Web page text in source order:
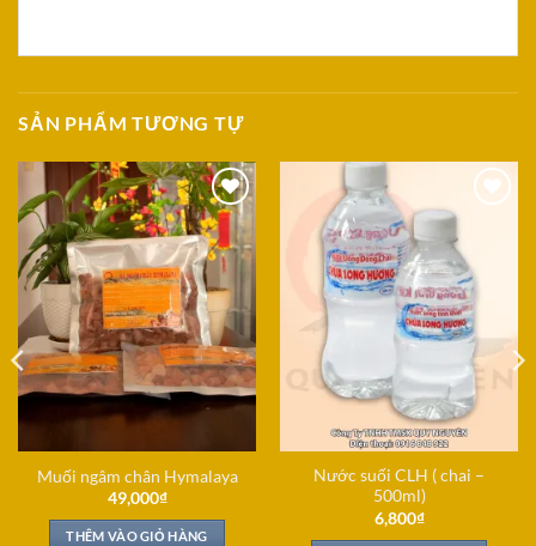
SẢN PHẨM TƯƠNG TỰ
Add to
Wishlist
Muối ngâm chân Hymalaya
49,000₫
THÊM VÀO GIỎ HÀNG
Wishlist
Nước suối CLH ( chai –
500ml)
6,800₫